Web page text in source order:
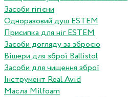
Засоби гігієни
Одноразовий душ ESTEM
Присипка для ніг ESTEM
Засоби догляду за зброєю
Вішери для зброї Ballistol
Засоби для чищення зброї
Інструмент Real Avid
Масла Milfoam